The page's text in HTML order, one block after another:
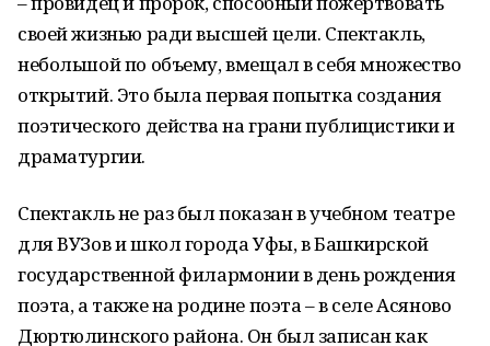
своей жизнью ради высшей цели. Спектакль,
небольшой по объему, вмещал в себя множество
открытий. Это была первая попытка создания
поэтического действа на грани публицистики и
драматургии.
Спектакль не раз был показан в учебном театре
для ВУЗов и школ города Уфы, в Башкирской
государственной филармонии в день рождения
поэта, а также на родине поэта – в селе Асяново
Дюртюлинского района. Он был записан как